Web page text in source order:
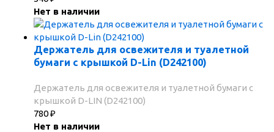
Нет в наличии
Держатель для освежителя и туалетной
бумаги с крышкой D-Lin (D242100)
Держатель для освежителя и туалетной бумаги с
крышкой D-LIN (D242100)
780₽
Нет в наличии